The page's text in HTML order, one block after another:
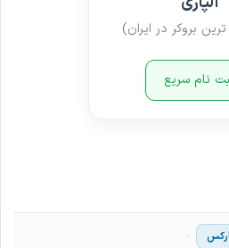
بروکر در ایران)
نام سریع